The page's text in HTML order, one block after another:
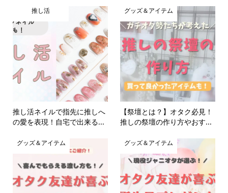
推し活
推し活ネイルで指先に推しへ
の愛を表現！自宅で出来る...
グッズ＆アイテム
【祭壇とは？】オタク必見！
推しの祭壇の作り方やおす...
グッズ＆アイテム グッズ＆アイテム